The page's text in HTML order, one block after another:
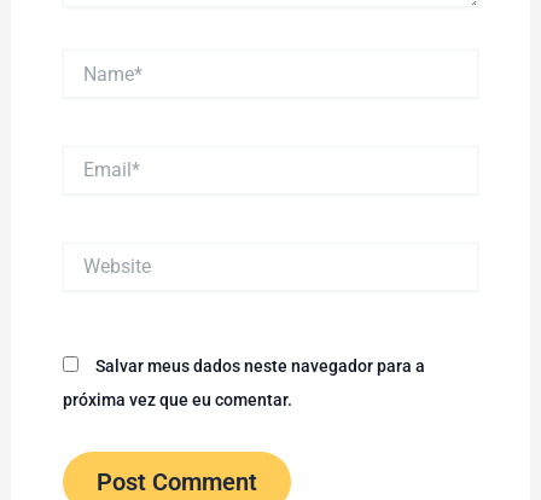
Salvar meus dados neste navegador para a
próxima vez que eu comentar.